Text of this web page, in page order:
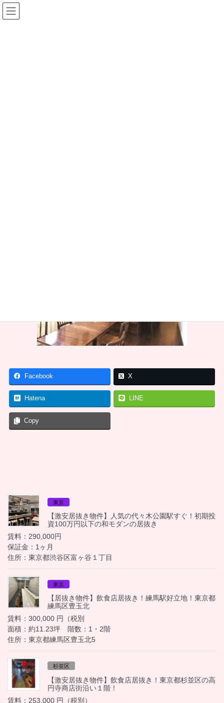
コ
ン
ナ
ビ
Facebook X
Hatena LINE
Copy
東京
【激安居抜き物件】人気の代々木公園駅すぐ！初期投
資100万円以下の和モダンの居抜き
賃料：290,000円
保証金：1ヶ月
住所：東京都渋谷区富ヶ谷１丁目
東京
【居抜き物件】飲食店居抜き！練馬駅好立地！東京都
練馬区豊玉北
賃料：300,000 円（税別
面積：約11.23坪 階数：1・2階
住所：東京都練馬区豊玉北5
杉並区
【激安居抜き物件】飲食店居抜き！東京都杉並区の高
円寺商店街沿い１階！
賃料：253,000 円（税別）